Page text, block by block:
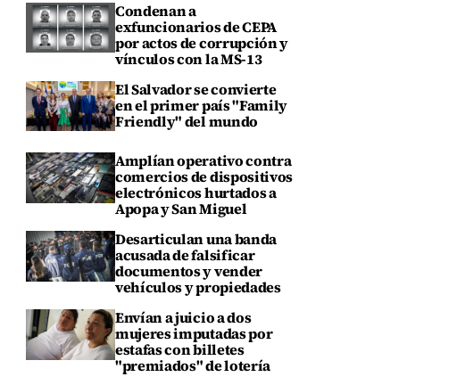
Condenan a
exfuncionarios de CEPA
por actos de corrupción y
vínculos con la MS-13
El Salvador se convierte
en el primer país "Family
Friendly" del mundo
Amplían operativo contra
comercios de dispositivos
electrónicos hurtados a
Apopa y San Miguel
Desarticulan una banda
acusada de falsificar
documentos y vender
vehículos y propiedades
Envían a juicio a dos
mujeres imputadas por
estafas con billetes
"premiados" de lotería